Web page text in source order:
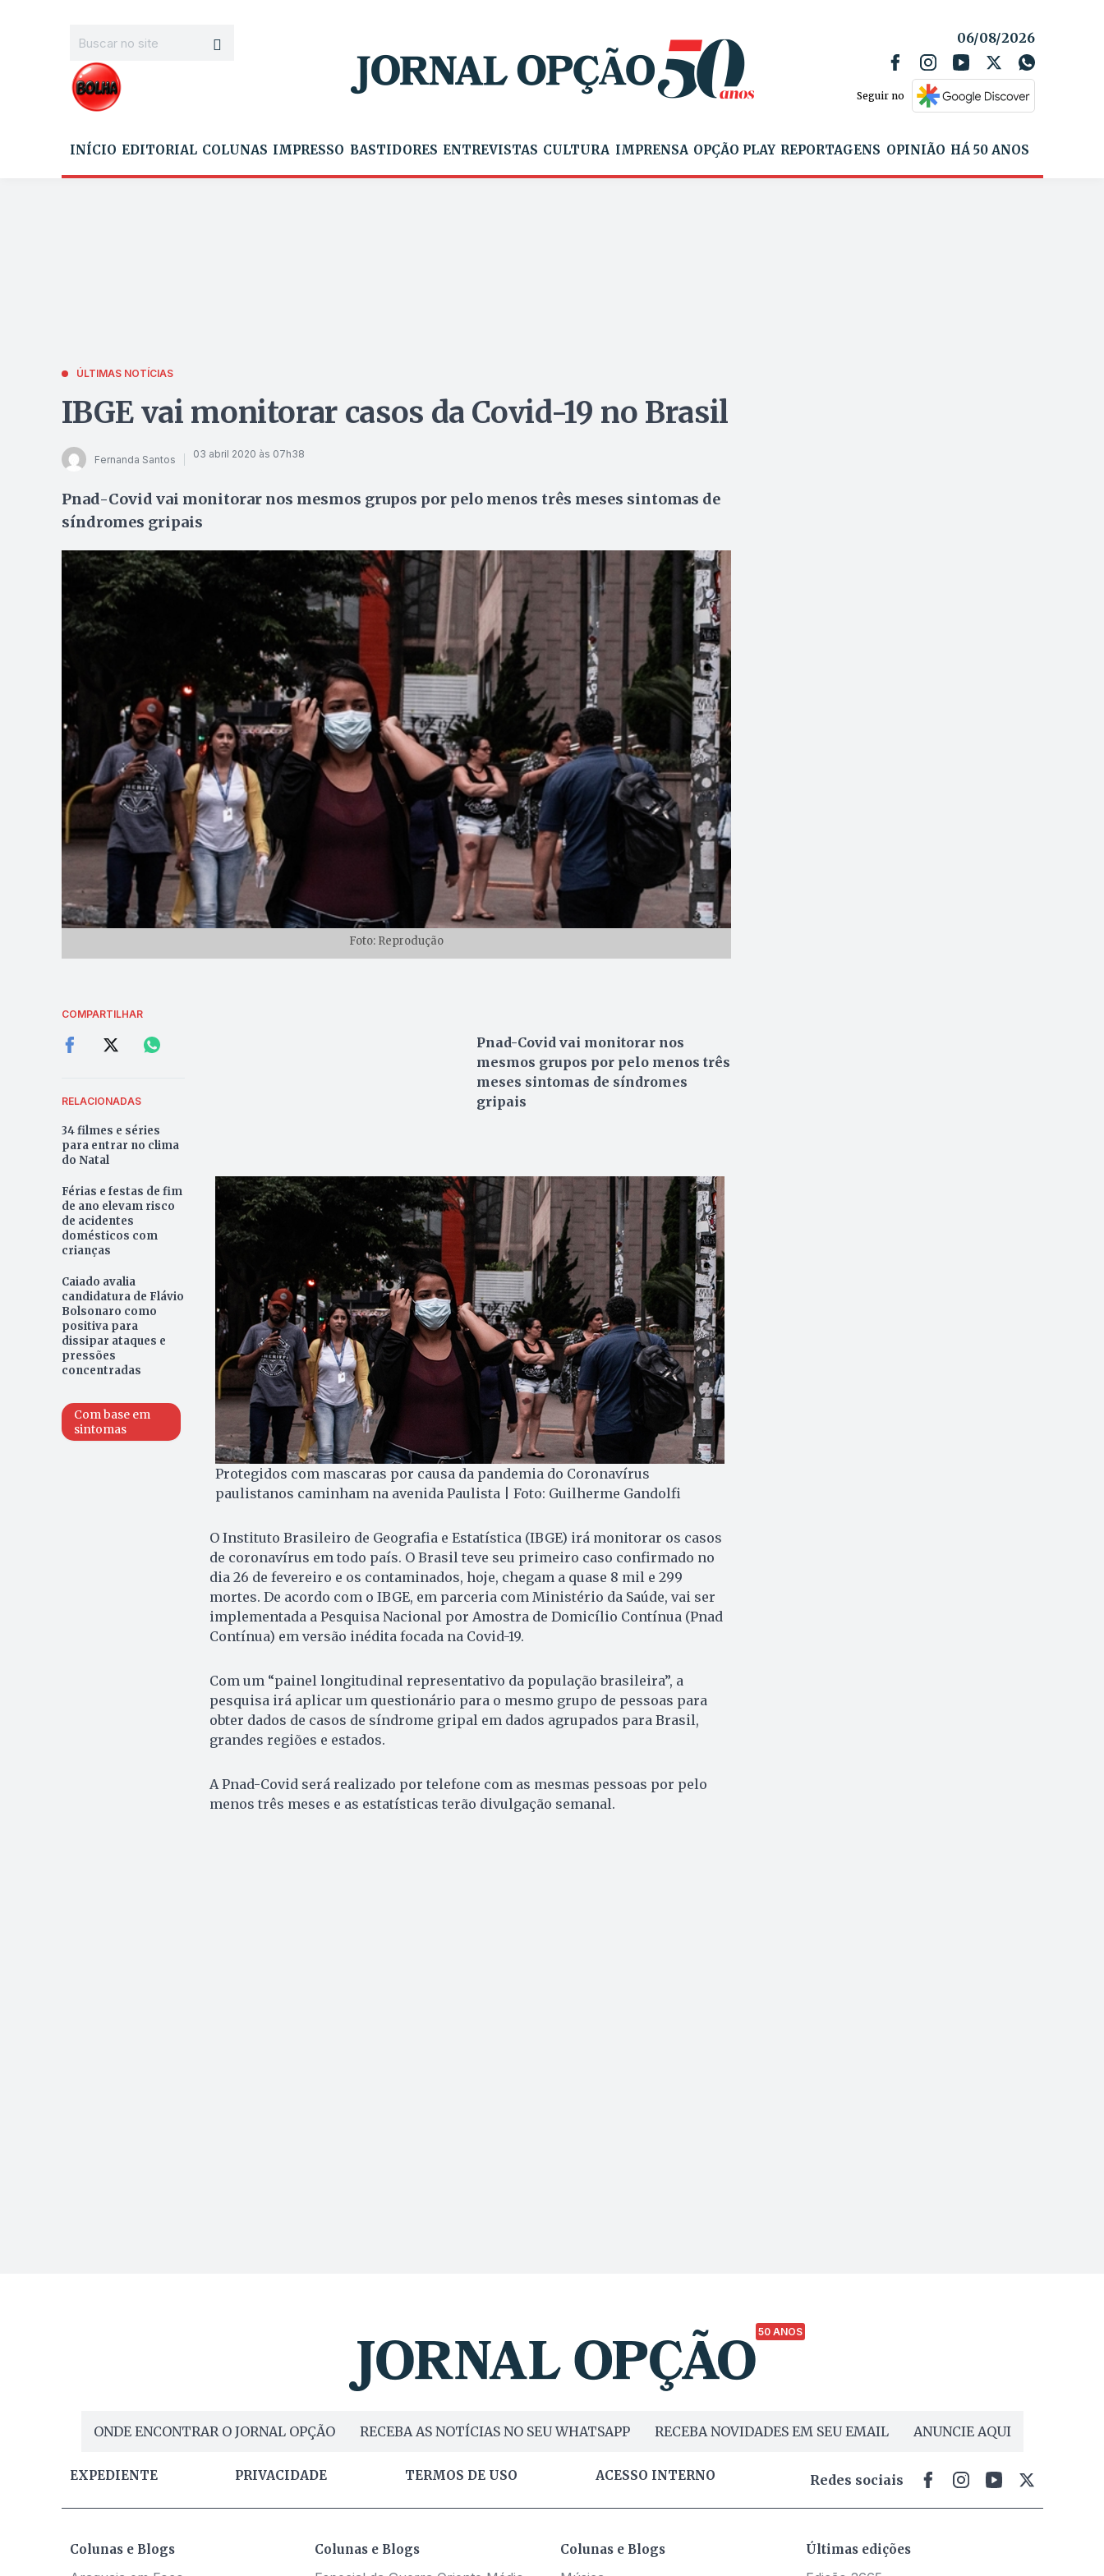
06/08/2026
Seguir no
INÍCIO EDITORIAL COLUNAS IMPRESSO BASTIDORES ENTREVISTAS CULTURA IMPRENSA OPÇÃO PLAY REPORTAGENS OPINIÃO HÁ 50 ANOS
ÚLTIMAS NOTÍCIAS
IBGE vai monitorar casos da Covid-19 no Brasil
Fernanda Santos 03 abril 2020 às 07h38
Pnad-Covid vai monitorar nos mesmos grupos por pelo menos três meses sintomas de
síndromes gripais
Foto: Reprodução
COMPARTILHAR
RELACIONADAS
34 filmes e séries
para entrar no clima
do Natal
Férias e festas de fim
de ano elevam risco
de acidentes
domésticos com
crianças
Caiado avalia
candidatura de Flávio
Bolsonaro como
positiva para
dissipar ataques e
pressões
concentradas
Com base em
sintomas
Pnad-Covid vai monitorar nos
mesmos grupos por pelo menos três
meses sintomas de síndromes
gripais
Protegidos com mascaras por causa da pandemia do Coronavírus
paulistanos caminham na avenida Paulista | Foto: Guilherme Gandolfi
O Instituto Brasileiro de Geografia e Estatística (IBGE) irá monitorar os casos
de coronavírus em todo país. O Brasil teve seu primeiro caso confirmado no
dia 26 de fevereiro e os contaminados, hoje, chegam a quase 8 mil e 299
mortes. De acordo com o IBGE, em parceria com Ministério da Saúde, vai ser
implementada a Pesquisa Nacional por Amostra de Domicílio Contínua (Pnad
Contínua) em versão inédita focada na Covid-19.
Com um “painel longitudinal representativo da população brasileira”, a
pesquisa irá aplicar um questionário para o mesmo grupo de pessoas para
obter dados de casos de síndrome gripal em dados agrupados para Brasil,
grandes regiões e estados.
A Pnad-Covid será realizado por telefone com as mesmas pessoas por pelo
menos três meses e as estatísticas terão divulgação semanal.
50 ANOS
ONDE ENCONTRAR O JORNAL OPÇÃO RECEBA AS NOTÍCIAS NO SEU WHATSAPP RECEBA NOVIDADES EM SEU EMAIL ANUNCIE AQUI
EXPEDIENTE PRIVACIDADE TERMOS DE USO ACESSO INTERNO Redes sociais
Colunas e Blogs Colunas e Blogs Colunas e Blogs Últimas edições